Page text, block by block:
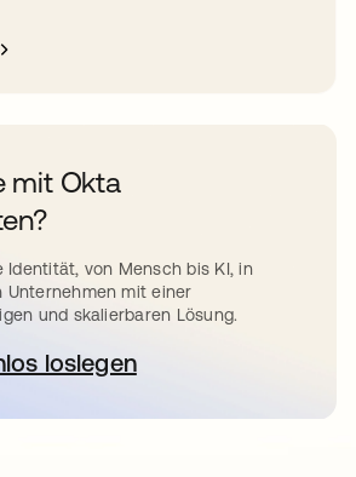
mit Okta
Identität, von Mensch bis KI, in
Unternehmen mit einer
und skalierbaren Lösung.
loslegen
wird in einer neuen